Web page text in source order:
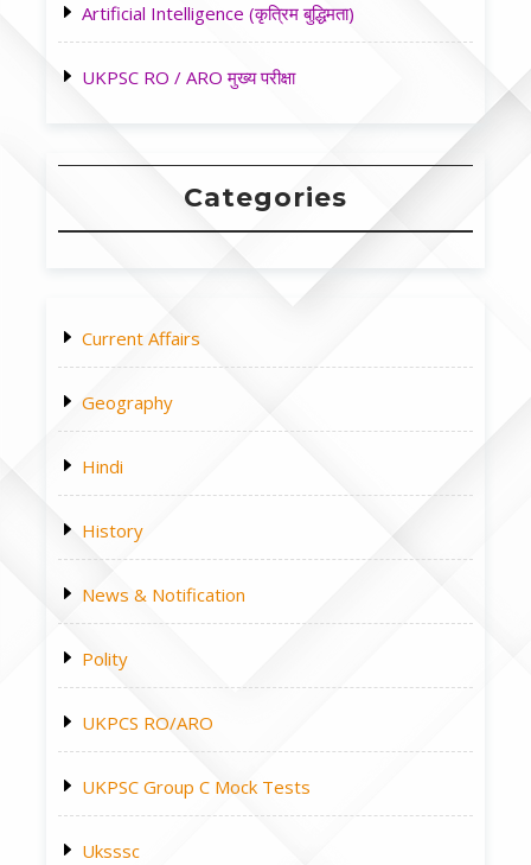
Artificial Intelligence (कृत्रिम बुद्धिमता)
UKPSC RO / ARO मुख्य परीक्षा
Categories
Current Affairs
Geography
Hindi
History
News & Notification
Polity
UKPCS RO/ARO
UKPSC Group C Mock Tests
Uksssc